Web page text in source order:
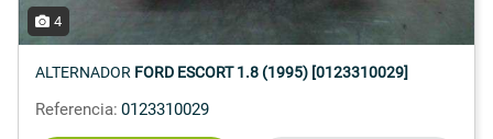
4
ALTERNADOR FORD ESCORT 1.8 (1995) [0123310029]
Referencia: 0123310029